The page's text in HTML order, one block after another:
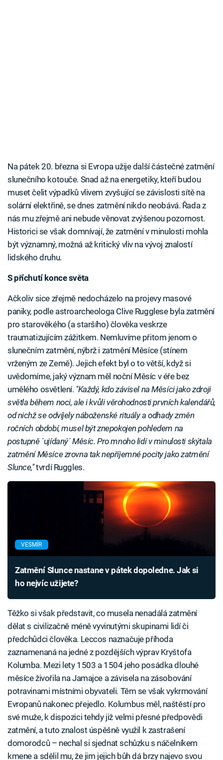
Na pátek 20. března si Evropa užije další částečné zatmění
slunečního kotouče. Snad až na energetiky, kteří budou
muset čelit výpadků vlivem zvyšující se závislosti sítě na
solární elektřině, se dnes zatmění nikdo neobává. Řada z
nás mu zřejmě ani nebude věnovat zvýšenou pozornost.
Historici se však domnívají, že zatmění v minulosti mohla
být významný, možná až kritický vliv na vývoj znalostí
lidského druhu.
S příchutí konce světa
Ačkoliv sice zřejmě nedocházelo na projevy masové
paniky, podle astroarcheologa Clive Rugglese byla zatmění
pro starověkého (a staršího) člověka veskrze
traumatizujícím zážitkem. Nemluvíme přitom jenom o
slunečním zatmění, nýbrž i zatmění Měsíce (stínem
vrženým ze Země). Jejich efekt byl o to větší, když si
uvědomíme, jaký význam měl noční Měsíc v éře bez
umělého osvětlení. "Každý, kdo závisel na Měsíci jako zdroji
světla během noci, ale i kvůli věrohodnosti prvních kalendářů,
od nichž se odvíjely náboženské rituály a odhady změn
ročních období, musel být znepokojen pohledem na
postupně ´ujídaný´ Měsíc. Pro mnoho lidí v minulosti skýtala
zatmění Měsíce zrovna tak nepříjemné pocity jako zatmění
Slunce,"tvrdí Ruggles.
VESMÍR
Zatmění Slunce nastane v pátek dopoledne. Jak si
ho nejvíc užijete?
Těžko si však představit, co musela nenadálá zatmění
dělat s civilizačně méně vyvinutými skupinami lidí či
předchůdci člověka. Leccos naznačuje příhoda
zaznamenaná na jedné z pozdějších výprav Kryštofa
Kolumba. Mezi lety 1503 a 1504 jeho posádka dlouhé
měsíce živořila na Jamajce a závisela na zásobování
potravinami místními obyvateli. Těm se však vykrmování
Evropanů nakonec přejedlo. Kolumbus měl, naštěstí pro
své muže, k dispozici tehdy již velmi přesné předpovědi
zatmění, a tuto znalost úspěšně využil k zastrašení
domorodců – nechal si sjednat schůzku s náčelníkem
kmene a sdělil mu, že jim jejich bůh dá brzy najevo svou